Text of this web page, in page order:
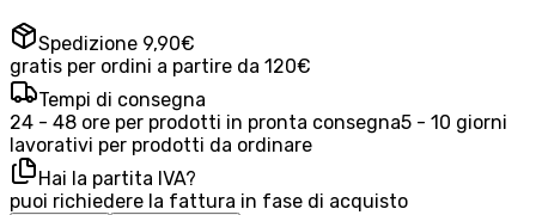
Spedizione 9,90€
gratis per ordini a partire da 120€
Tempi di consegna
24 - 48 ore per prodotti in pronta consegna5 - 10 giorni
lavorativi per prodotti da ordinare
Hai la partita IVA?
puoi richiedere la fattura in fase di acquisto